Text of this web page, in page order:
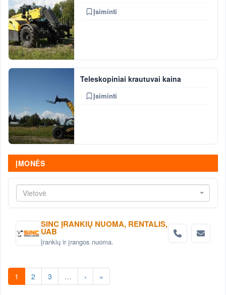
Įsiminti
Teleskopiniai krautuvai kaina
Įsiminti
ĮMONĖS
Vietovė
SINC ĮRANKIŲ NUOMA, RENTALIS,
UAB
Įrankių ir įrangos nuoma.
1 2 3 … › »